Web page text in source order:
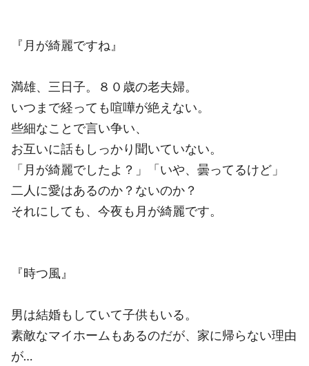
『月が綺麗ですね』
満雄、三日子。８０歳の老夫婦。
いつまで経っても喧嘩が絶えない。
些細なことで言い争い、
お互いに話もしっかり聞いていない。
「月が綺麗でしたよ？」「いや、曇ってるけど」
二人に愛はあるのか？ないのか？
それにしても、今夜も月が綺麗です。
『時つ風』
男は結婚もしていて子供もいる。
素敵なマイホームもあるのだが、家に帰らない理由
が…